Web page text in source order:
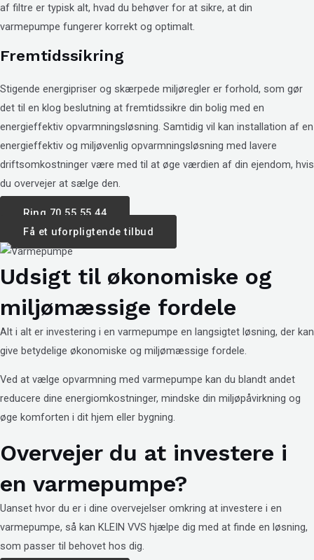
af filtre er typisk alt, hvad du behøver for at sikre, at din
varmepumpe fungerer korrekt og optimalt.
Fremtidssikring
Stigende energipriser og skærpede miljøregler er forhold, som gør
det til en klog beslutning at fremtidssikre din bolig med en
energieffektiv opvarmningsløsning. Samtidig vil kan installation af en
energieffektiv og miljøvenlig opvarmningsløsning med lavere
driftsomkostninger være med til at øge værdien af din ejendom, hvis
du overvejer at sælge den.
Ring 70 55 55 44
Få et uforpligtende tilbud
Udsigt til økonomiske og
miljømæssige fordele
Alt i alt er investering i en varmepumpe en langsigtet løsning, der kan
give betydelige økonomiske og miljømæssige fordele.
Ved at vælge opvarmning med varmepumpe kan du blandt andet
reducere dine energiomkostninger, mindske din miljøpåvirkning og
øge komforten i dit hjem eller bygning.
Overvejer du at investere i
en varmepumpe?
Uanset hvor du er i dine overvejelser omkring at investere i en
varmepumpe, så kan KLEIN VVS hjælpe dig med at finde en løsning,
som passer til behovet hos dig.